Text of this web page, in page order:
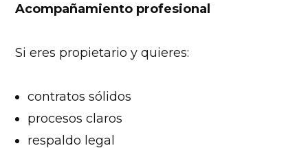
Acompañamiento profesional
Si eres propietario y quieres:
contratos sólidos
procesos claros
respaldo legal